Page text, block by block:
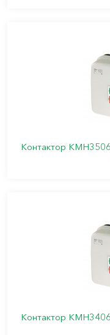
Контактор
Контактор